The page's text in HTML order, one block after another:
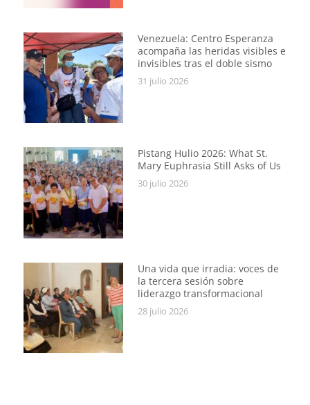
Venezuela: Centro Esperanza
acompaña las heridas visibles e
invisibles tras el doble sismo
31 julio 2026
Pistang Hulio 2026: What St.
Mary Euphrasia Still Asks of Us
30 julio 2026
Una vida que irradia: voces de
la tercera sesión sobre
liderazgo transformacional
28 julio 2026